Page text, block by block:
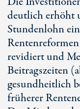
deutlich erhöht
Stundenlohn
revidiert und
Beitragszeiten
gesundheitlich
früherer